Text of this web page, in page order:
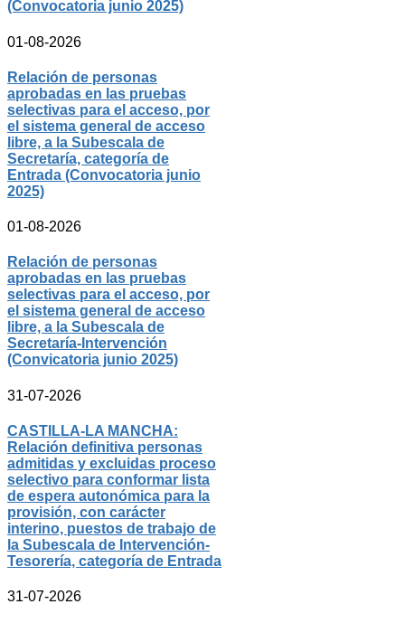
(Convocatoria junio 2025)
01-08-2026
Relación de personas
aprobadas en las pruebas
selectivas para el acceso, por
el sistema general de acceso
libre, a la Subescala de
Secretaría, categoría de
Entrada (Convocatoria junio
2025)
01-08-2026
Relación de personas
aprobadas en las pruebas
selectivas para el acceso, por
el sistema general de acceso
libre, a la Subescala de
Secretaría-Intervención
(Convicatoria junio 2025)
31-07-2026
CASTILLA-LA MANCHA:
Relación definitiva personas
admitidas y excluidas proceso
selectivo para conformar lista
de espera autonómica para la
provisión, con carácter
interino, puestos de trabajo de
la Subescala de Intervención-
Tesorería, categoría de Entrada
31-07-2026